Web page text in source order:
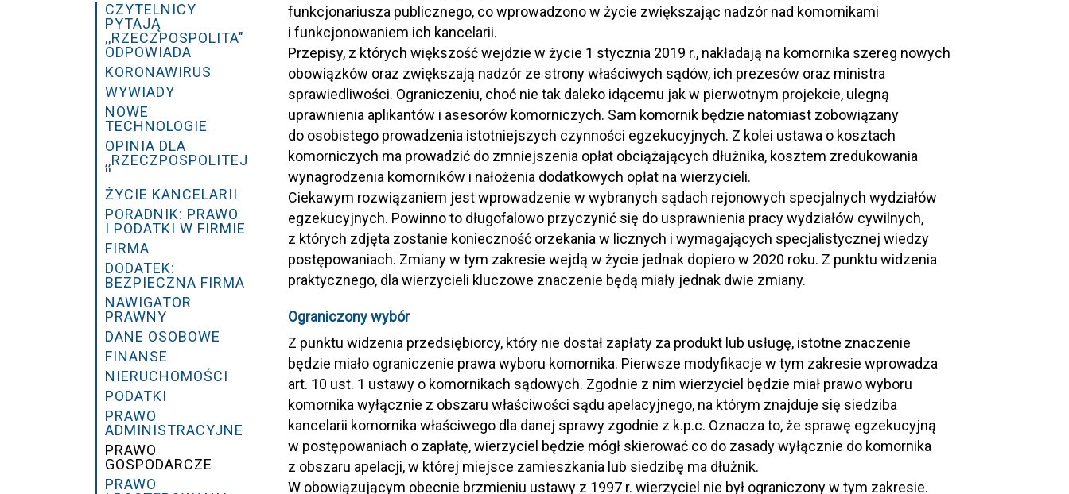
funkcjonariusza publicznego, co wprowadzono w życie zwiększając nadzór nad komornikami
i funkcjonowaniem ich kancelarii.
Przepisy, z których większość wejdzie w życie 1 stycznia 2019 r., nakładają na komornika szereg nowych
obowiązków oraz zwiększają nadzór ze strony właściwych sądów, ich prezesów oraz ministra
sprawiedliwości. Ograniczeniu, choć nie tak daleko idącemu jak w pierwotnym projekcie, ulegną
uprawnienia aplikantów i asesorów komorniczych. Sam komornik będzie natomiast zobowiązany
do osobistego prowadzenia istotniejszych czynności egzekucyjnych. Z kolei ustawa o kosztach
komorniczych ma prowadzić do zmniejszenia opłat obciążających dłużnika, kosztem zredukowania
wynagrodzenia komorników i nałożenia dodatkowych opłat na wierzycieli.
Ciekawym rozwiązaniem jest wprowadzenie w wybranych sądach rejonowych specjalnych wydziałów
egzekucyjnych. Powinno to długofalowo przyczynić się do usprawnienia pracy wydziałów cywilnych,
z których zdjęta zostanie konieczność orzekania w licznych i wymagających specjalistycznej wiedzy
postępowaniach. Zmiany w tym zakresie wejdą w życie jednak dopiero w 2020 roku. Z punktu widzenia
praktycznego, dla wierzycieli kluczowe znaczenie będą miały jednak dwie zmiany.
Ograniczony wybór
Z punktu widzenia przedsiębiorcy, który nie dostał zapłaty za produkt lub usługę, istotne znaczenie
będzie miało ograniczenie prawa wyboru komornika. Pierwsze modyfikacje w tym zakresie wprowadza
art. 10 ust. 1 ustawy o komornikach sądowych. Zgodnie z nim wierzyciel będzie miał prawo wyboru
komornika wyłącznie z obszaru właściwości sądu apelacyjnego, na którym znajduje się siedziba
kancelarii komornika właściwego dla danej sprawy zgodnie z k.p.c. Oznacza to, że sprawę egzekucyjną
w postępowaniach o zapłatę, wierzyciel będzie mógł skierować co do zasady wyłącznie do komornika
z obszaru apelacji, w której miejsce zamieszkania lub siedzibę ma dłużnik.
W obowiązującym obecnie brzmieniu ustawy z 1997 r. wierzyciel nie był ograniczony w tym zakresie.
CZYTELNICY
PYTAJĄ
,,RZECZPOSPOLITA"
ODPOWIADA
KORONAWIRUS
WYWIADY
NOWE
TECHNOLOGIE
OPINIA DLA
,,RZECZPOSPOLITEJ
''
ŻYCIE KANCELARII
PORADNIK: PRAWO
I PODATKI W FIRMIE
FIRMA
DODATEK:
BEZPIECZNA FIRMA
NAWIGATOR
PRAWNY
DANE OSOBOWE
FINANSE
NIERUCHOMOŚCI
PODATKI
PRAWO
ADMINISTRACYJNE
PRAWO
GOSPODARCZE
PRAWO